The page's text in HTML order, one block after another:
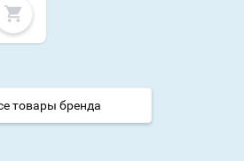
товары бренда